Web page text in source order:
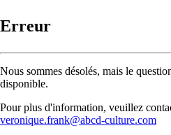
Erreur
Nous sommes désolés, mais le
disponible.
Pour plus d'information, veuillez
veronique.frank@abcd-culture.com